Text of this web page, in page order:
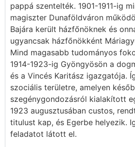
pappá szentelték. 1901-1911-ig
magiszter Dunaföldváron
Bajára került házfőnöknek és
ugyancsak házfőnökként
Mind magasabb tudományos
1914-1923-ig Gyöngyösön a
és a Vincés Karitász igazgatója.
szociális területre, amelyen
szegénygondozásról kialakított
1923 augusztusában custos,
titulust kap, és Egerbe helyezik.
feladatot látott el.